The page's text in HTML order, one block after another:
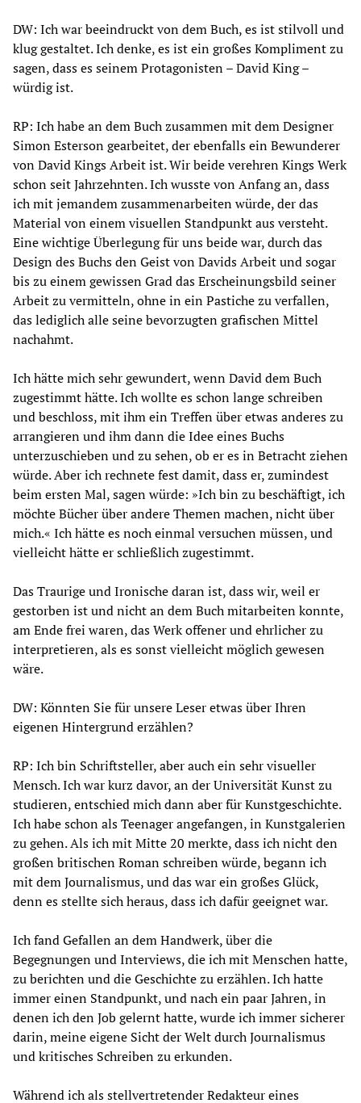
DW: Ich war beeindruckt von dem Buch, es ist stilvoll und
klug gestaltet. Ich denke, es ist ein großes Kompliment zu
sagen, dass es seinem Protagonisten – David King –
würdig ist.
RP: Ich habe an dem Buch zusammen mit dem Designer
Simon Esterson gearbeitet, der ebenfalls ein Bewunderer
von David Kings Arbeit ist. Wir beide verehren Kings Werk
schon seit Jahrzehnten. Ich wusste von Anfang an, dass
ich mit jemandem zusammenarbeiten würde, der das
Material von einem visuellen Standpunkt aus versteht.
Eine wichtige Überlegung für uns beide war, durch das
Design des Buchs den Geist von Davids Arbeit und sogar
bis zu einem gewissen Grad das Erscheinungsbild seiner
Arbeit zu vermitteln, ohne in ein Pastiche zu verfallen,
das lediglich alle seine bevorzugten grafischen Mittel
nachahmt.
Ich hätte mich sehr gewundert, wenn David dem Buch
zugestimmt hätte. Ich wollte es schon lange schreiben
und beschloss, mit ihm ein Treffen über etwas anderes zu
arrangieren und ihm dann die Idee eines Buchs
unterzuschieben und zu sehen, ob er es in Betracht ziehen
würde. Aber ich rechnete fest damit, dass er, zumindest
beim ersten Mal, sagen würde: »Ich bin zu beschäftigt, ich
möchte Bücher über andere Themen machen, nicht über
mich.« Ich hätte es noch einmal versuchen müssen, und
vielleicht hätte er schließlich zugestimmt.
Das Traurige und Ironische daran ist, dass wir, weil er
gestorben ist und nicht an dem Buch mitarbeiten konnte,
am Ende frei waren, das Werk offener und ehrlicher zu
interpretieren, als es sonst vielleicht möglich gewesen
wäre.
DW: Könnten Sie für unsere Leser etwas über Ihren
eigenen Hintergrund erzählen?
RP: Ich bin Schriftsteller, aber auch ein sehr visueller
Mensch. Ich war kurz davor, an der Universität Kunst zu
studieren, entschied mich dann aber für Kunstgeschichte.
Ich habe schon als Teenager angefangen, in Kunstgalerien
zu gehen. Als ich mit Mitte 20 merkte, dass ich nicht den
großen britischen Roman schreiben würde, begann ich
mit dem Journalismus, und das war ein großes Glück,
denn es stellte sich heraus, dass ich dafür geeignet war.
Ich fand Gefallen an dem Handwerk, über die
Begegnungen und Interviews, die ich mit Menschen hatte,
zu berichten und die Geschichte zu erzählen. Ich hatte
immer einen Standpunkt, und nach ein paar Jahren, in
denen ich den Job gelernt hatte, wurde ich immer sicherer
darin, meine eigene Sicht der Welt durch Journalismus
und kritisches Schreiben zu erkunden.
Während ich als stellvertretender Redakteur eines